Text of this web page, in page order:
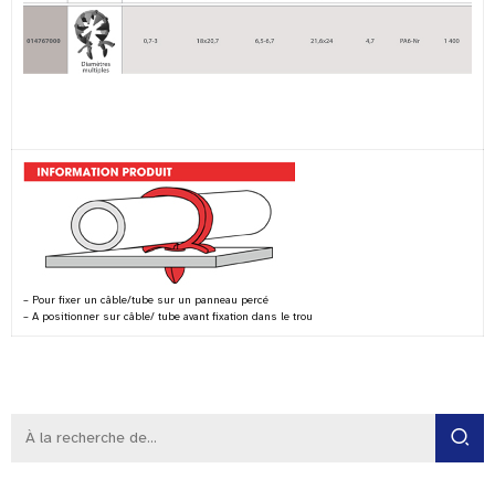
– Pour fixer un câble/tube sur un panneau percé
– A positionner sur câble/ tube avant fixation dans le trou